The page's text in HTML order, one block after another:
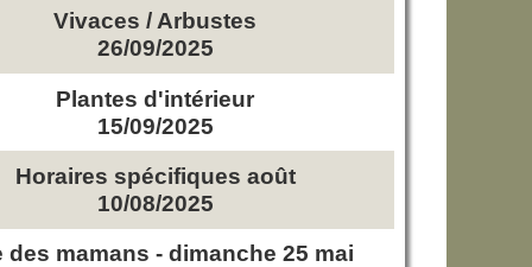
Vivaces / Arbustes
26/09/2025
Plantes d'intérieur
15/09/2025
Horaires spécifiques août
10/08/2025
des mamans - dimanche 25 mai